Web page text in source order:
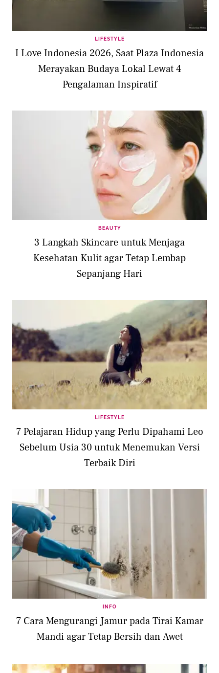
LIFESTYLE
I Love Indonesia 2026, Saat Plaza Indonesia
Merayakan Budaya Lokal Lewat 4
Pengalaman Inspiratif
BEAUTY
3 Langkah Skincare untuk Menjaga
Kesehatan Kulit agar Tetap Lembap
Sepanjang Hari
LIFESTYLE
7 Pelajaran Hidup yang Perlu Dipahami Leo
Sebelum Usia 30 untuk Menemukan Versi
Terbaik Diri
INFO
7 Cara Mengurangi Jamur pada Tirai Kamar
Mandi agar Tetap Bersih dan Awet